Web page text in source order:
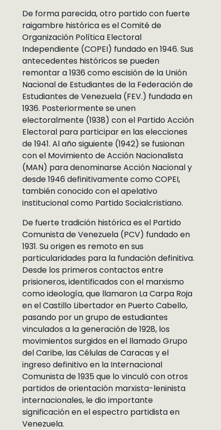
De forma parecida, otro partido con fuerte
raigambre histórica es el Comité de
Organización Política Electoral
Independiente (COPEI) fundado en 1946. Sus
antecedentes históricos se pueden
remontar a 1936 como escisión de la Unión
Nacional de Estudiantes de la Federación de
Estudiantes de Venezuela (FEV.) fundada en
1936. Posteriormente se unen
electoralmente (1938) con el Partido Acción
Electoral para participar en las elecciones
de 1941. Al año siguiente (1942) se fusionan
con el Movimiento de Acción Nacionalista
(MAN) para denominarse Acción Nacional y
desde 1946 definitivamente como COPEI,
también conocido con el apelativo
institucional como Partido Socialcristiano.
De fuerte tradición histórica es el Partido
Comunista de Venezuela (PCV) fundado en
1931. Su origen es remoto en sus
particularidades para la fundación definitiva.
Desde los primeros contactos entre
prisioneros, identificados con el marxismo
como ideología, que llamaron La Carpa Roja
en el Castillo Libertador en Puerto Cabello,
pasando por un grupo de estudiantes
vinculados a la generación de 1928, los
movimientos surgidos en el llamado Grupo
del Caribe, las Células de Caracas y el
ingreso definitivo en la Internacional
Comunista de 1935 que lo vinculó con otros
partidos de orientación marxista-leninista
internacionales, le dio importante
significación en el espectro partidista en
Venezuela.